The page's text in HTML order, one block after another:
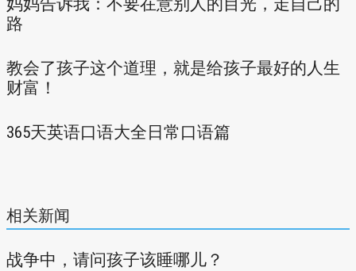
妈妈告诉我：不要在意别人的目光，走自己的
路
教会了孩子这个道理，就是给孩子最好的人生
财富！
365天英语口语大全日常口语篇
相关新闻
战争中，请问孩子该睡哪儿？